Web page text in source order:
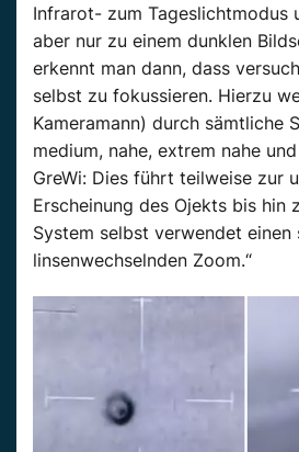
Infrarot- zum Tageslichtmodus
aber nur zu einem dunklen
erkennt man dann, dass
selbst zu fokussieren. Hierzu
Kameramann) durch sämtliche
medium, nahe, extrem nahe
GreWi: Dies führt teilweise zur
Erscheinung des Ojekts bis hin
System selbst verwendet einen
linsenwechselnden Zoom.“